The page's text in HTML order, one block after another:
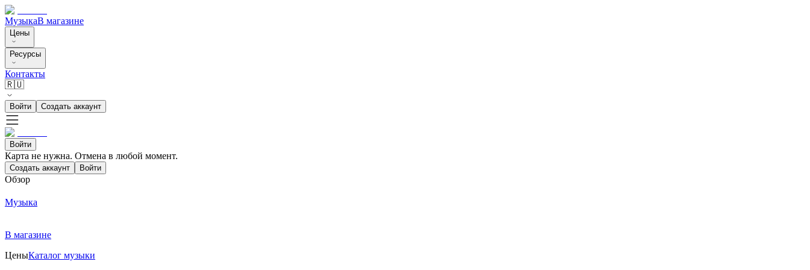
МузыкаВ магазине
Цены
Ресурсы
Контакты
🇷🇺
Войти Создать аккаунт
Войти
Карта не нужна. Отмена в любой момент.
Создать аккаунт Войти
Обзор
Музыка
В магазине
ЦеныКаталог музыки